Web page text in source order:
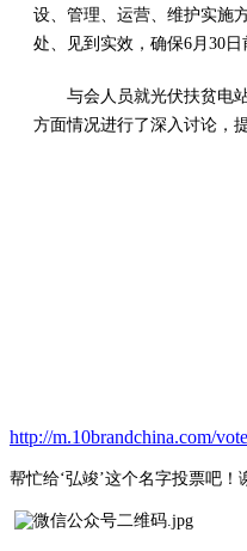
设、管理、运营、维护实施
处、见到实效，确保6月30
与会人员就光伏扶贫电
方面情况进行了深入讨论，
http://m.10brandchina.com/
帮忙给‘弘竣’这个名字投票吧！